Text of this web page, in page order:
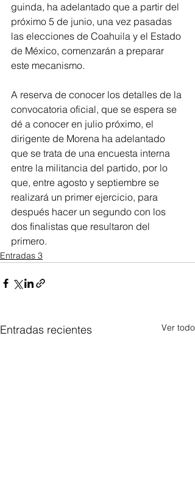
guinda, ha adelantado que a partir del
próximo 5 de junio, una vez pasadas
las elecciones de Coahuila y el Estado
de México, comenzarán a preparar
este mecanismo.
A reserva de conocer los detalles de la
convocatoria oficial, que se espera se
dé a conocer en julio próximo, el
dirigente de Morena ha adelantado
que se trata de una encuesta interna
entre la militancia del partido, por lo
que, entre agosto y septiembre se
realizará un primer ejercicio, para
después hacer un segundo con los
dos finalistas que resultaron del
primero.
Entradas 3
Entradas recientes Ver todo